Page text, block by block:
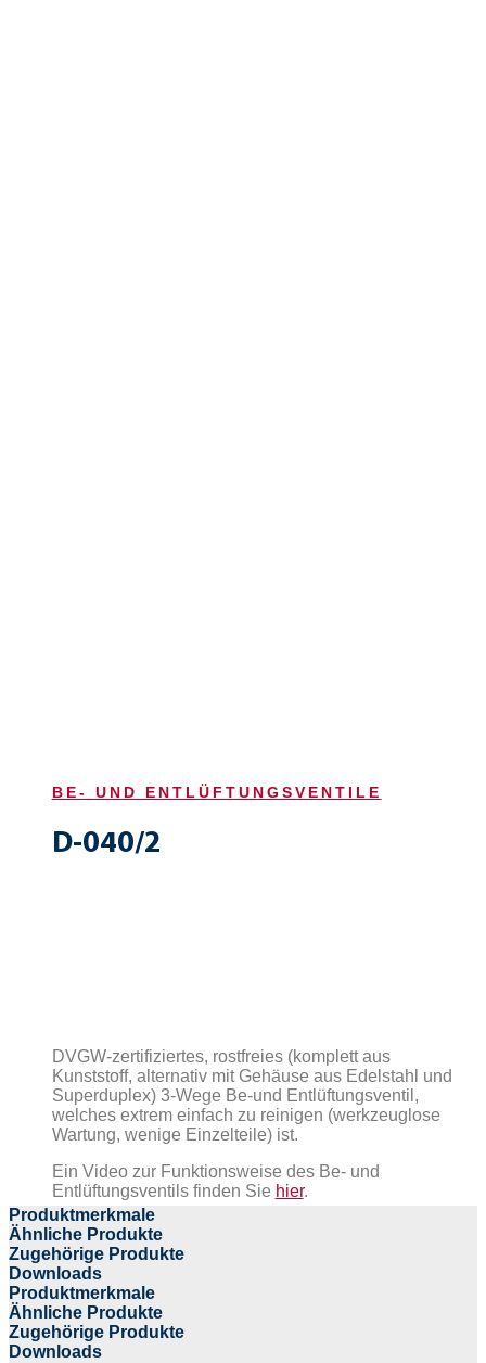
BE- UND ENTLÜFTUNGSVENTILE
D-040/2
DVGW-zertifiziertes, rostfreies (komplett aus
Kunststoff, alternativ mit Gehäuse aus Edelstahl und
Superduplex) 3-Wege Be-und Entlüftungsventil,
welches extrem einfach zu reinigen (werkzeuglose
Wartung, wenige Einzelteile) ist.
Ein Video zur Funktionsweise des Be- und
Entlüftungsventils finden Sie hier.
Produktmerkmale
Ähnliche Produkte
Zugehörige Produkte
Downloads
Produktmerkmale
Ähnliche Produkte
Zugehörige Produkte
Downloads